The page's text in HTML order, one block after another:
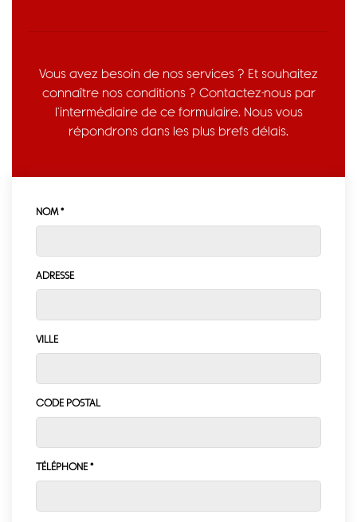
Vous avez besoin de nos services ? Et souhaitez
connaître nos conditions ? Contactez-nous par
l’intermédiaire de ce formulaire. Nous vous
répondrons dans les plus brefs délais.
NOM *
ADRESSE
VILLE
CODE POSTAL
TÉLÉPHONE *